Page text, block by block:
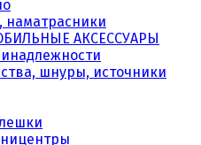
наматрасники
АКСЕССУАРЫ
шнуры, источники